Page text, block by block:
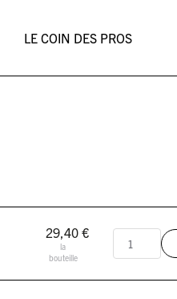
LE COIN DES PROS
29,40 €
la
bouteille
quantité
de